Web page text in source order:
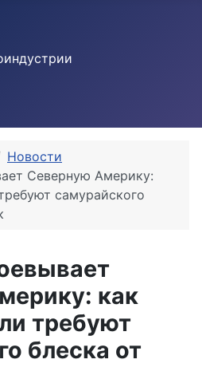
Новости
Северную Америку:
самурайского
как
требуют
блеска от